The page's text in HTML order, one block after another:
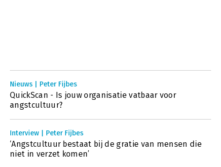
Nieuws | Peter Fijbes
QuickScan - Is jouw organisatie vatbaar voor
angstcultuur?
Interview | Peter Fijbes
‘Angstcultuur bestaat bij de gratie van mensen die
niet in verzet komen’